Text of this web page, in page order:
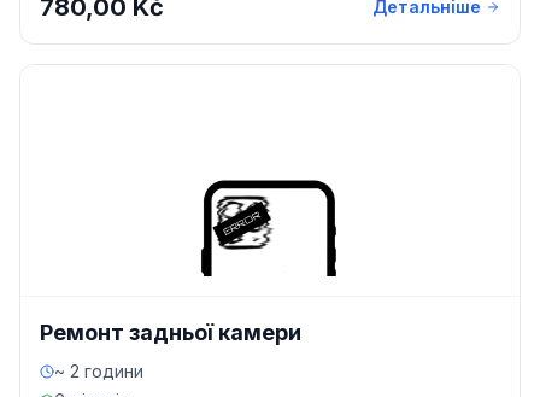
780,00 Kč Детальніше
Ремонт задньої камери
~ 2 години